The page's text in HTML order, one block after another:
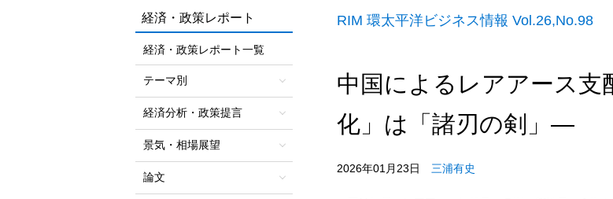
RIM 環太平洋ビジネス情報 Vol.26,No.98
中国によるレアアース
化」は「諸刃の剣」―
2026年01月23日 三浦有史
経済・政策レポート
経済・政策レポート一覧
テーマ別
経済分析・政策提言
景気・相場展望
論文